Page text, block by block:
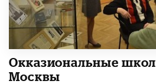
​Окказиональные
Москвы